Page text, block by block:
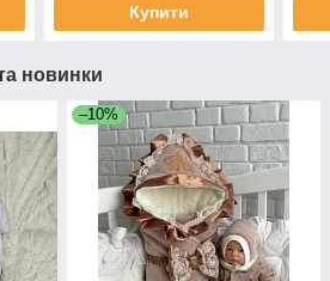
Купити
новинки
–10%